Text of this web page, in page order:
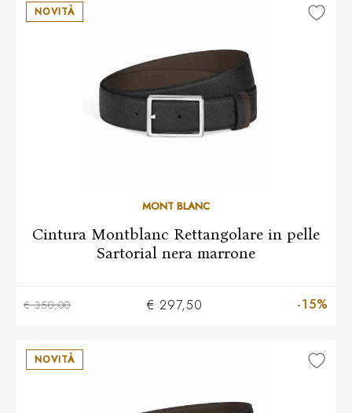
NOVITÀ
MONT BLANC
Cintura Montblanc Rettangolare in pelle
Sartorial nera marrone
€ 350,00 € 297,50 -15%
NOVITÀ